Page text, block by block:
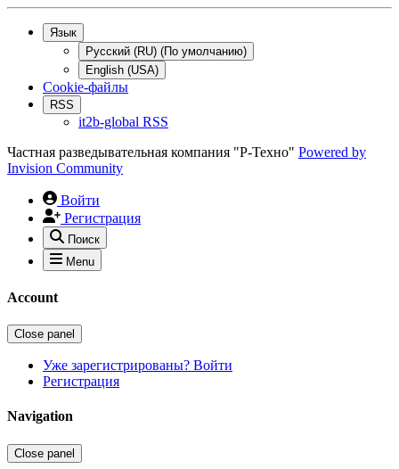
Язык
Русский (RU) (По умолчанию)
English (USA)
Cookie-файлы
RSS
it2b-global RSS
Частная разведывательная компания "Р-Техно" Powered by
Invision Community
Войти
Регистрация
Поиск
Menu
Account
Close panel
Уже зарегистрированы? Войти
Регистрация
Navigation
Close panel